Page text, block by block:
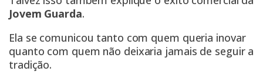
Jovem Guarda.
Ela se comunicou tanto com quem queria inovar
quanto com quem não deixaria jamais de seguir a
tradição.